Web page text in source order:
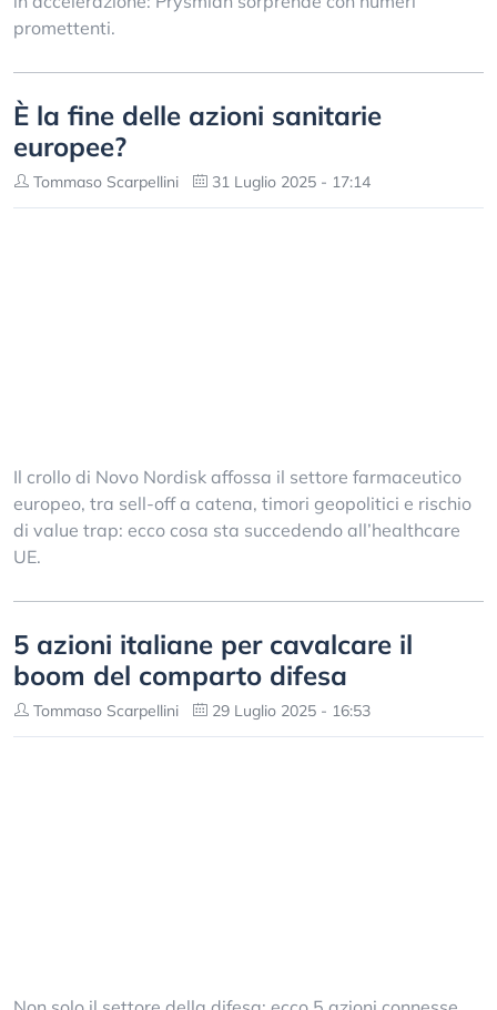
promettenti.
È la fine delle azioni sanitarie
europee?
Tommaso Scarpellini 31 Luglio 2025 - 17:14
Il crollo di Novo Nordisk affossa il settore farmaceutico
europeo, tra sell-off a catena, timori geopolitici e rischio
di value trap: ecco cosa sta succedendo all’healthcare
UE.
5 azioni italiane per cavalcare il
boom del comparto difesa
Tommaso Scarpellini 29 Luglio 2025 - 16:53